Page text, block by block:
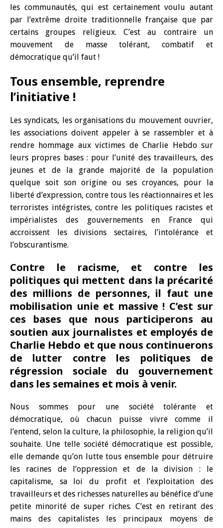
les communautés, qui est certainement voulu autant
par l’extrême droite traditionnelle française que par
certains groupes religieux. C’est au contraire un
mouvement de masse tolérant, combatif et
démocratique qu’il faut !
Tous ensemble, reprendre
l’initiative !
Les syndicats, les organisations du mouvement ouvrier,
les associations doivent appeler à se rassembler et à
rendre hommage aux victimes de Charlie Hebdo sur
leurs propres bases : pour l’unité des travailleurs, des
jeunes et de la grande majorité de la population
quelque soit son origine ou ses croyances, pour la
liberté d’expression, contre tous les réactionnaires et les
terroristes intégristes, contre les politiques racistes et
impérialistes des gouvernements en France qui
accroissent les divisions sectaires, l’intolérance et
l’obscurantisme.
Contre le racisme, et contre les
politiques qui mettent dans la précarité
des millions de personnes, il faut une
mobilisation unie et massive ! C’est sur
ces bases que nous participerons au
soutien aux journalistes et employés de
Charlie Hebdo et que nous continuerons
de lutter contre les politiques de
régression sociale du gouvernement
dans les semaines et mois à venir.
Nous sommes pour une société tolérante et
démocratique, où chacun puisse vivre comme il
l’entend, selon la culture, la philosophie, la religion qu’il
souhaite. Une telle société démocratique est possible,
elle demande qu’on lutte tous ensemble pour détruire
les racines de l’oppression et de la division : le
capitalisme, sa loi du profit et l’exploitation des
travailleurs et des richesses naturelles au bénéfice d’une
petite minorité de super riches. C’est en retirant des
mains des capitalistes les principaux moyens de